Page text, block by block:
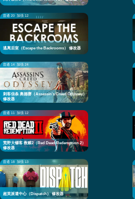
普通 20 加强 12
逃离后室（Escape the Backrooms） 修改器
普通 14 加强 24
刺客信条 奥德赛（Assassin's Creed Odyssey）
修改器
普通 11 加强 12
荒野大镖客 救赎2（Red Dead Redemption 2）
修改器
普通 18 加强 13
超英派遣中心（Dispatch） 修改器